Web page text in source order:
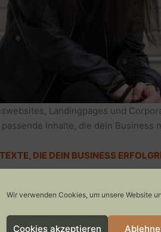
Wir verwenden Cookies, um unsere Website
Cookies akzeptieren
Landingpages und
Inhalte, die dein Business
DIE DEIN BUSINESS